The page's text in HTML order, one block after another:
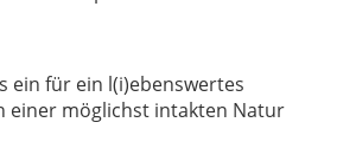
ein für ein l(i)ebenswertes
einer möglichst intakten Natur